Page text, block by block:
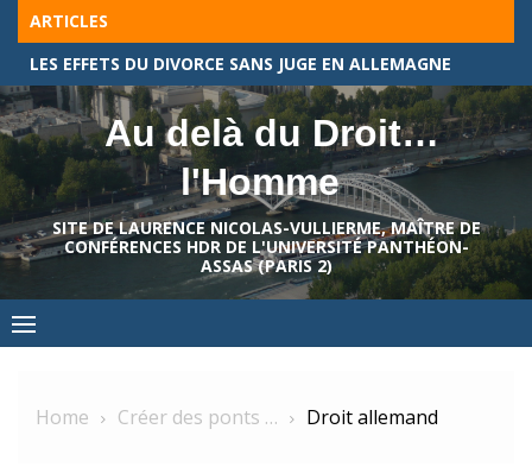
Skip
content
ARTICLES
Au delà du Droit…
l'Homme
SITE DE LAURENCE NICOLAS-VULLIERME, MAÎTRE DE
CONFÉRENCES HDR DE L'UNIVERSITÉ PANTHÉON-
ASSAS (PARIS 2)
Home Créer des ponts … Droit allemand